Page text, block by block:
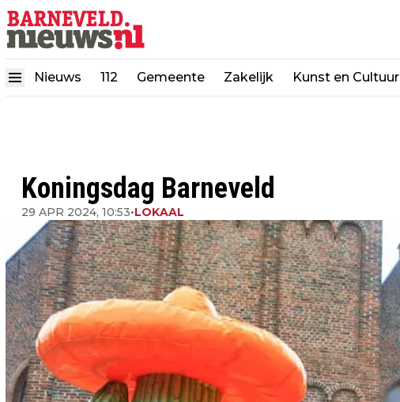
Nieuws 112 Gemeente Zakelijk Kunst en Cultuur
Koningsdag Barneveld
29 APR 2024, 10:53•LOKAAL